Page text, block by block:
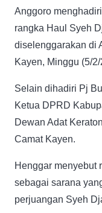
Anggoro
rangka Haul Syeh
diselenggarakan di
Kayen, Minggu (5/
Selain dihadiri Pj
Ketua DPRD
Dewan Adat
Camat Kayen.
Henggar menyebut
sebagai sarana
perjuangan Syeh